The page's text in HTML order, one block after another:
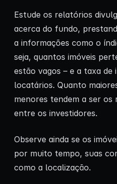
Estude os relatórios
acerca do fundo,
a informações como o
seja, quantos imóveis
estão vagos – e a taxa de
locatários. Quanto
menores tendem a ser os
entre os investidores.
Observe ainda se os
por muito tempo, suas
como a localização.